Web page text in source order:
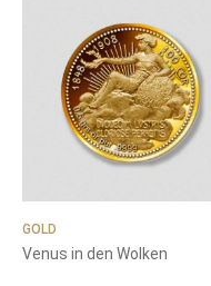
GOLD
Venus in den Wolken